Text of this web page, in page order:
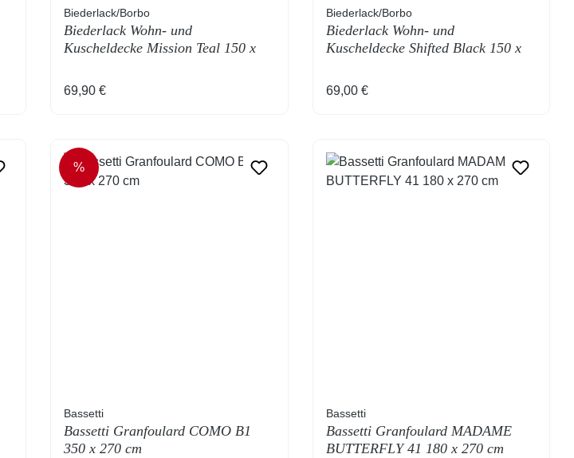
Biederlack/Borbo
Biederlack Wohn- und
Kuscheldecke Mission Teal 150 x
Regulärer Preis:
69,90 €
Biederlack/Borbo
Biederlack Wohn- und
Kuscheldecke Shifted Black 150 x
Regulärer Preis:
69,00 €
RABATT
%
Bassetti
Bassetti Granfoulard COMO B1
350 x 270 cm
Bassetti
Bassetti Granfoulard MADAME
BUTTERFLY 41 180 x 270 cm